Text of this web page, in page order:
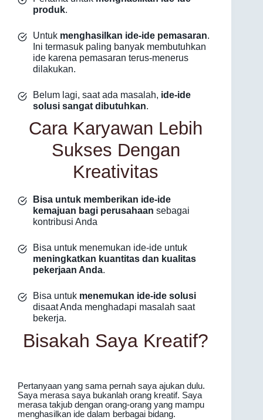
produk.
Untuk menghasilkan ide-ide pemasaran.
Ini termasuk paling banyak membutuhkan
ide karena pemasaran terus-menerus
dilakukan.
Belum lagi, saat ada masalah, ide-ide
solusi sangat dibutuhkan.
Cara Karyawan Lebih
Sukses Dengan
Kreativitas
Bisa untuk memberikan ide-ide
kemajuan bagi perusahaan sebagai
kontribusi Anda
Bisa untuk menemukan ide-ide untuk
meningkatkan kuantitas dan kualitas
pekerjaan Anda.
Bisa untuk menemukan ide-ide solusi
disaat Anda menghadapi masalah saat
bekerja.
Bisakah Saya Kreatif?
Pertanyaan yang sama pernah saya ajukan dulu.
Saya merasa saya bukanlah orang kreatif. Saya
merasa takjub dengan orang-orang yang mampu
menghasilkan ide dalam berbagai bidang.